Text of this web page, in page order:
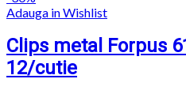
Adauga in Wishlist
Clips metal Forpus
12/cutie